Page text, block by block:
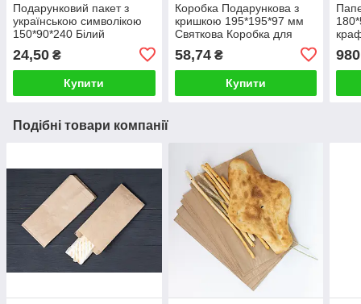
Подарунковий пакет з
українською символікою
150*90*240 Білий
святковий Пакет "Голуб"
Пакет подарунковий
жіночий
24,50 ₴
Купити
Коробка Подарункова з
кришкою 195*195*97 мм
Святкова Коробка для
58,74₴
Купити
шт
980
Подібні товари компанії